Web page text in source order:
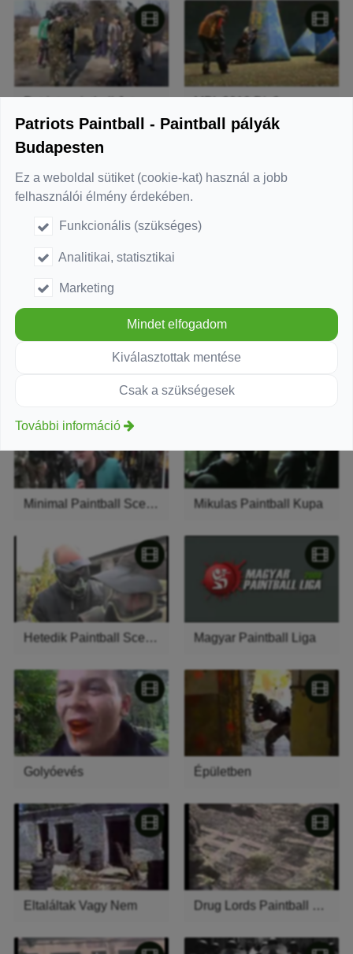
MPL2
Minimal Paintball Scenario Mikulas Paintball Kupa
Hetedik Paintball Scenario Magyar Paintball Liga
Golyóevés Épületben
Eltaláltak Vagy Nem Drug Lords Paintball Scenario-Flag
Patriots Paintball - Paintball pályák
Budapesten
Ez a weboldal sütiket (cookie-kat) használ a jobb
felhasználói élmény érdekében.
Funkcionális (szükséges)
Analitikai, statisztikai
Marketing
Mindet elfogadom
Kiválasztottak mentése
Csak a szükségesek
További információ